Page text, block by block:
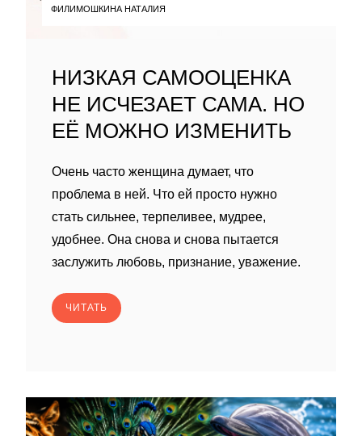
ФИЛИМОШКИНА НАТАЛИЯ
НИЗКАЯ САМООЦЕНКА
НЕ ИСЧЕЗАЕТ САМА. НО
ЕЁ МОЖНО ИЗМЕНИТЬ
Очень часто женщина думает, что
проблема в ней. Что ей просто нужно
стать сильнее, терпеливее, мудрее,
удобнее. Она снова и снова пытается
заслужить любовь, признание, уважение.
ЧИТАТЬ